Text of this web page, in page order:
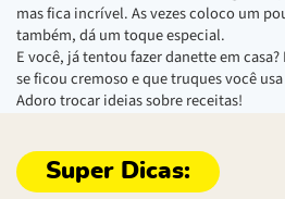
mas fica incrível. As vezes coloco um
também, dá um toque especial.
E você, já tentou fazer danette em
se ficou cremoso e que truques você
Adoro trocar ideias sobre receitas!